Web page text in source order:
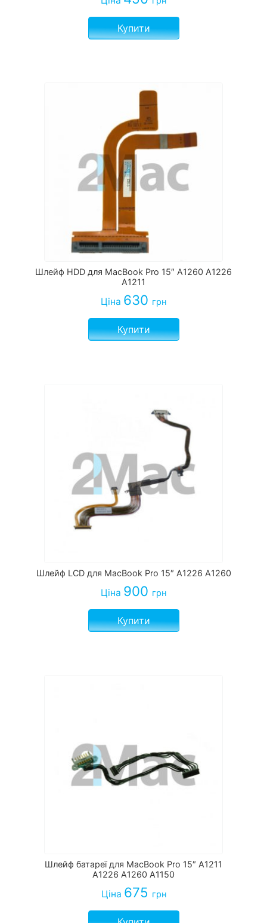
Купити
Шлейф HDD для MacBook Pro 15″ A1260 A1226
A1211
Ціна 630 грн
Купити
Шлейф LCD для MacBook Pro 15″ A1226 A1260
Ціна 900 грн
Купити
Шлейф батареї для MacBook Pro 15″ A1211
A1226 A1260 A1150
Ціна 675 грн